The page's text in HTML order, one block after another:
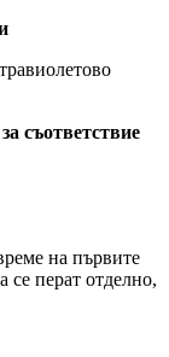
съответствие
на първите
се перат отделно,